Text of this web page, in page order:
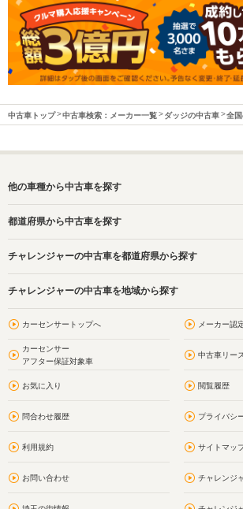
中古車トップ 中古車検索：メーカー一覧 ダッジの中古車 全
他の車種から中古車を探す
都道府県から中古車を探す
チャレンジャーの中古車を都道府県から探す
チャレンジャーの中古車を地域から探す
カーセンサートップへ メーカー認
カーセンサー
アフター保証対象車
中古車リー
お気に入り 閲覧履歴
問合わせ履歴 プライバシ
利用規約 サイトマッ
お問い合わせ チャレンジ